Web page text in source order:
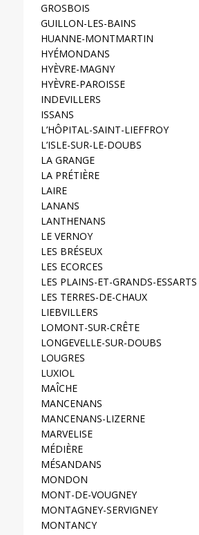
GROSBOIS
GUILLON-LES-BAINS
HUANNE-MONTMARTIN
HYÉMONDANS
HYÈVRE-MAGNY
HYÈVRE-PAROISSE
INDEVILLERS
ISSANS
L’HÔPITAL-SAINT-LIEFFROY
L’ISLE-SUR-LE-DOUBS
LA GRANGE
LA PRÉTIÈRE
LAIRE
LANANS
LANTHENANS
LE VERNOY
LES BRÉSEUX
LES ECORCES
LES PLAINS-ET-GRANDS-ESSARTS
LES TERRES-DE-CHAUX
LIEBVILLERS
LOMONT-SUR-CRÊTE
LONGEVELLE-SUR-DOUBS
LOUGRES
LUXIOL
MAÎCHE
MANCENANS
MANCENANS-LIZERNE
MARVELISE
MÉDIÈRE
MÉSANDANS
MONDON
MONT-DE-VOUGNEY
MONTAGNEY-SERVIGNEY
MONTANCY